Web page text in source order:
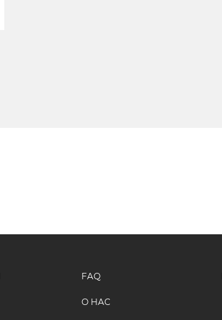
FAQ
О НАС